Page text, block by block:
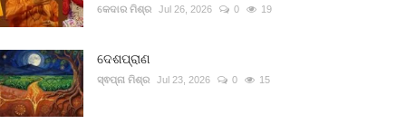
କେଦାର ମିଶ୍ର Jul 26, 2026 0 19
ଦେଶପ୍ରାଣ
ସ୍ଵପ୍ନା ମିଶ୍ର Jul 23, 2026 0 15